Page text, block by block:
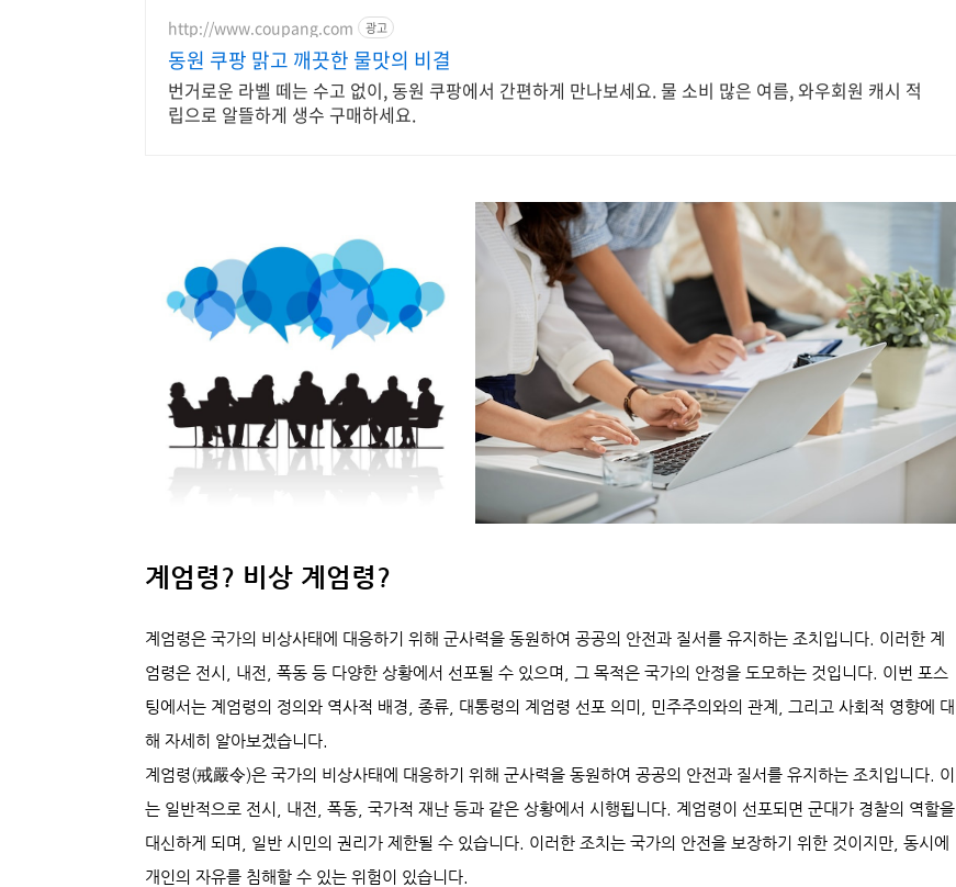
http://www.coupang.com 광고
동원 쿠팡 맑고 깨끗한 물맛의 비결
번거로운 라벨 떼는 수고 없이, 동원 쿠팡에서 간편하게 만나보세요. 물 소비 많은 여름, 와우회원 캐시 적
립으로 알뜰하게 생수 구매하세요.
계엄령? 비상 계엄령?
계엄령은 국가의 비상사태에 대응하기 위해 군사력을 동원하여 공공의 안전과 질서를 유지하는 조치입니다. 이러한 계
엄령은 전시, 내전, 폭동 등 다양한 상황에서 선포될 수 있으며, 그 목적은 국가의 안정을 도모하는 것입니다. 이번 포스
팅에서는 계엄령의 정의와 역사적 배경, 종류, 대통령의 계엄령 선포 의미, 민주주의와의 관계, 그리고 사회적 영향에 대
해 자세히 알아보겠습니다.
계엄령(戒嚴令)은 국가의 비상사태에 대응하기 위해 군사력을 동원하여 공공의 안전과 질서를 유지하는 조치입니다. 이
는 일반적으로 전시, 내전, 폭동, 국가적 재난 등과 같은 상황에서 시행됩니다. 계엄령이 선포되면 군대가 경찰의 역할을
대신하게 되며, 일반 시민의 권리가 제한될 수 있습니다. 이러한 조치는 국가의 안전을 보장하기 위한 것이지만, 동시에
개인의 자유를 침해할 수 있는 위험이 있습니다.